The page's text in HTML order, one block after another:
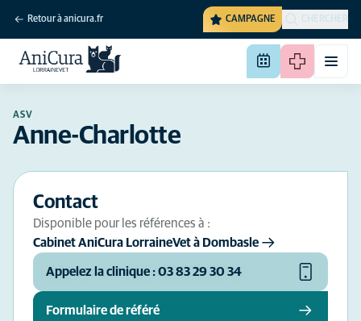
Retour à anicura.fr CAMPAGNE CHERCHER
ASV
Anne-Charlotte
Contact
Disponible pour les références à :
Cabinet AniCura LorraineVet à Dombasle
Appelez la clinique : 03 83 29 30 34
Formulaire de référé